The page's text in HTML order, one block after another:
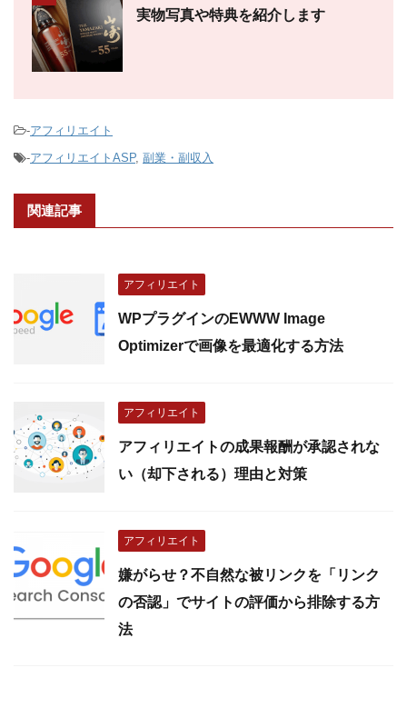
実物写真や特典を紹介します
-アフィリエイト
-アフィリエイトASP, 副業・副収入
関連記事
アフィリエイト
WPプラグインのEWWW Image
Optimizerで画像を最適化する方法
アフィリエイト
アフィリエイトの成果報酬が承認されな
い（却下される）理由と対策
アフィリエイト
嫌がらせ？不自然な被リンクを「リンク
の否認」でサイトの評価から排除する方
法